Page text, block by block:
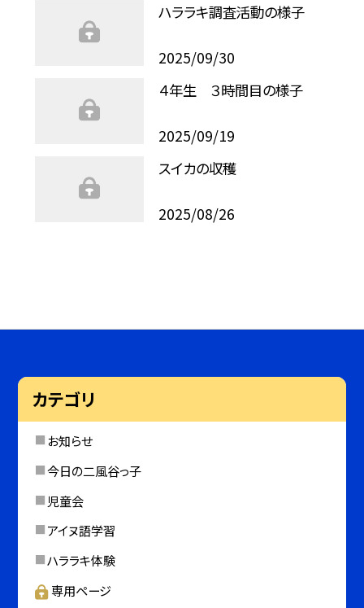
ハララキ調査活動の様子
2025/09/30
４年生 ３時間目の様子
2025/09/19
スイカの収穫
2025/08/26
カテゴリ
お知らせ
今日の二風谷っ子
児童会
アイヌ語学習
ハララキ体験
専用ページ